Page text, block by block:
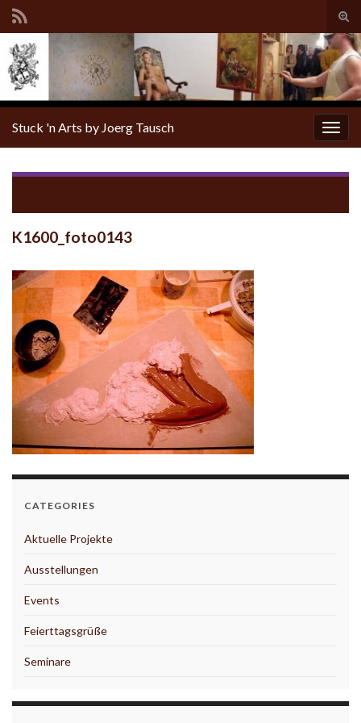
Stuck 'n Arts by Joerg Tausch
K1600_foto0143
CATEGORIES
Aktuelle Projekte
Ausstellungen
Events
Feierttagsgrüße
Seminare